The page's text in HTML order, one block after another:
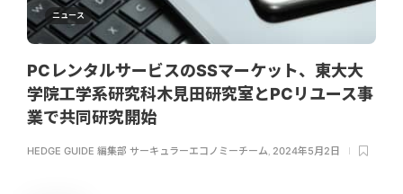
ニュース
PCレンタルサービスのSSマーケット、東大大
学院工学系研究科木見田研究室とPCリユース事
業で共同研究開始
HEDGE GUIDE 編集部 サーキュラーエコノミーチーム, 2024年5月2日